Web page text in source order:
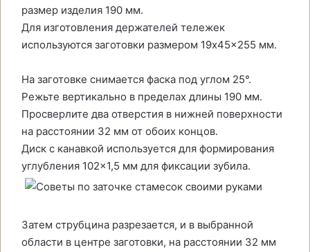
размер изделия 190 мм.
Для изготовления держателей тележек
используются заготовки размером 19x45x255 мм.
На заготовке снимается фаска под углом 25°.
Режьте вертикально в пределах длины 190 мм.
Просверлите два отверстия в нижней поверхности
на расстоянии 32 мм от обоих концов.
Диск с канавкой используется для формирования
углубления 102×1,5 мм для фиксации зубила.
Затем струбцина разрезается, и в выбранной
области в центре заготовки, на расстоянии 32 мм